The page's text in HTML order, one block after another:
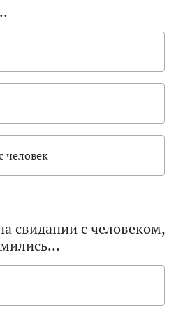
человек
свидании с человеком,